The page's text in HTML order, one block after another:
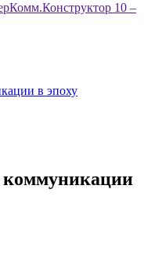
10 –
в эпоху
коммуникации